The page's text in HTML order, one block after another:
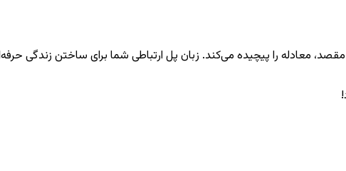
معادله را پیچیده می‌کند. زبان پل ارتباطی شما برای ساختن زندگی